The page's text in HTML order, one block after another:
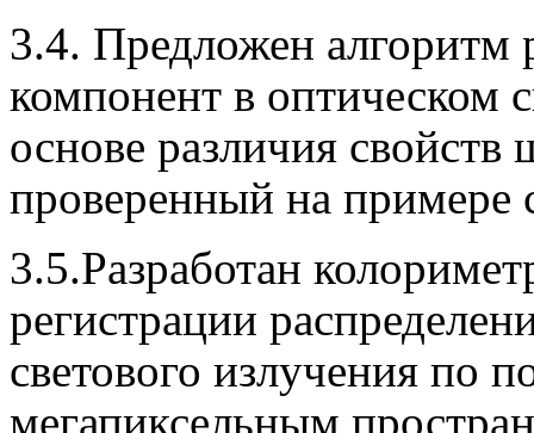
3.4. Предложен алгоритм
компонент в оптическом
основе различия свойств
проверенный на примере
3.5.Разработан
регистрации
светового излучения по
мегапиксельным